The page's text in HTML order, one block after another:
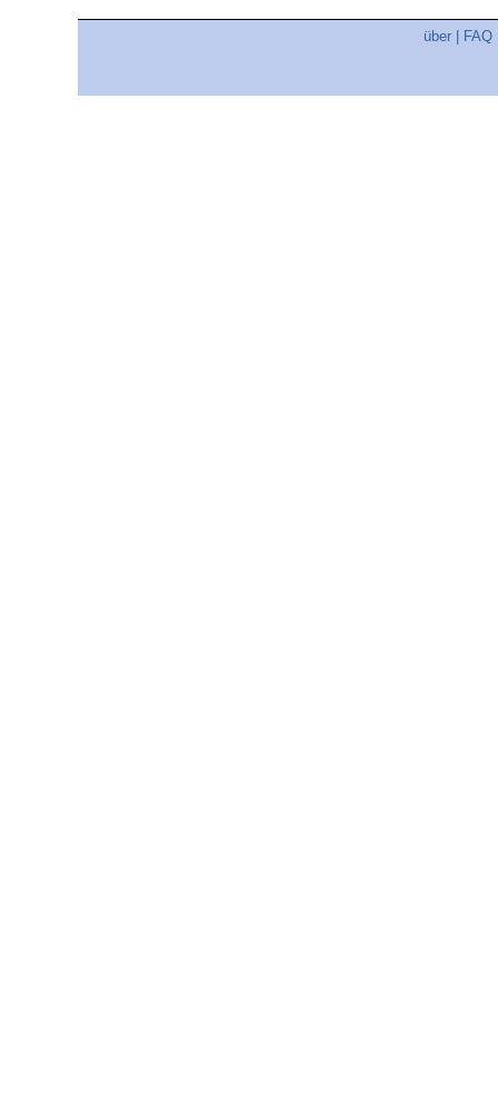
über FAQ